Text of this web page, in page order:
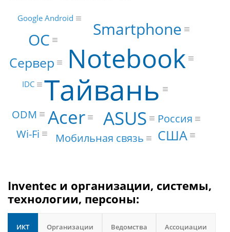
Тайвань
Notebook
Acer ASUS
ОС
Smartphone
США
Сервер
Wi-Fi Мобильная связь
Россия
ODM
Google Android
IDC
Inventec и организации, системы,
технологии, персоны:
ИКТ Организации Ведомства Ассоциации